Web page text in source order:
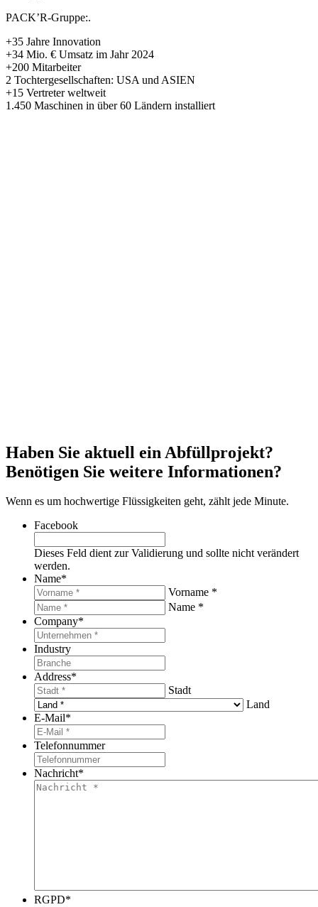
PACK’R-Gruppe:.
+35 Jahre Innovation
+34 Mio. € Umsatz im Jahr 2024
+200 Mitarbeiter
2 Tochtergesellschaften: USA und ASIEN
+15 Vertreter weltweit
1.450 Maschinen in über 60 Ländern installiert
Haben Sie aktuell ein Abfüllprojekt?
Benötigen Sie weitere Informationen?
Wenn es um hochwertige Flüssigkeiten geht, zählt jede Minute.
Facebook
Dieses Feld dient zur Validierung und sollte nicht verändert
werden.
Name*
Vorname *
Name *
Company*
Industry
Address*
Stadt
Land
E-Mail*
Telefonnummer
Nachricht*
RGPD*